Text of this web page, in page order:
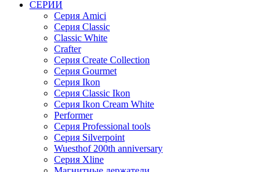
СЕРИИ
Серия Amici
Серия Classic
Classic White
Crafter
Серия Create Collection
Серия Gourmet
Серия Ikon
Серия Classic Ikon
Серия Ikon Cream White
Performer
Серия Professional tools
Серия Silverpoint
Wuesthof 200th anniversary
Серия Xline